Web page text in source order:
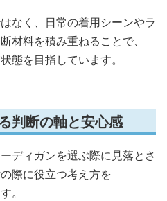
なく、日常の着用シーンやラ
材料を積み重ねることで、
態を目指しています。
判断の軸と安心感
ディガンを選ぶ際に見落とさ
際に役立つ考え方を
。